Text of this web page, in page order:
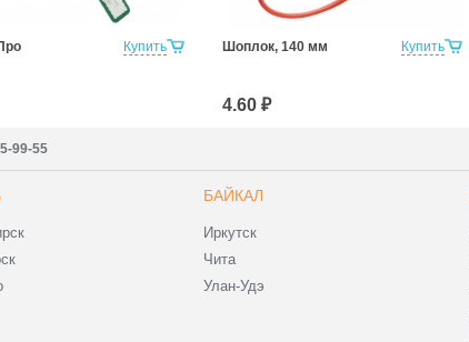
Купить Купить
Шоплок, 140 мм
4.60 ₽
99-55
БАЙКАЛ
Иркутск
Чита
Улан-Удэ